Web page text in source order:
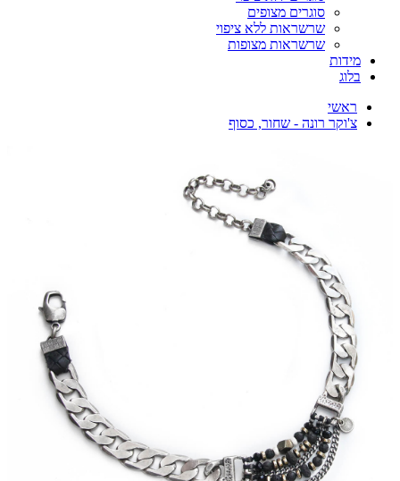
סוגרים מצופים
שרשראות ללא ציפוי
שרשראות מצופות
מידות
בלוג
ראשי
צ'וקר רונה - שחור, כסוף